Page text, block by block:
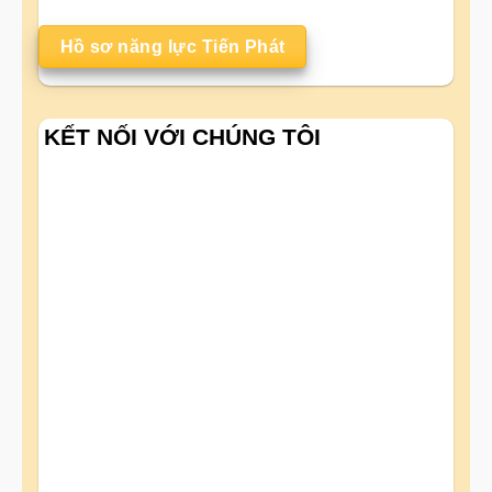
Hồ sơ năng lực Tiến Phát
KẾT NỐI VỚI CHÚNG TÔI